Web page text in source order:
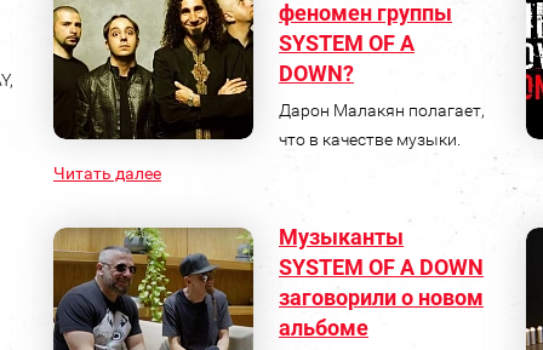
феномен группы
SYSTEM OF A
DOWN?
Дарон Малакян полагает,
что в качестве музыки.
Читать далее
Музыканты
SYSTEM OF A DOWN
заговорили о новом
альбоме